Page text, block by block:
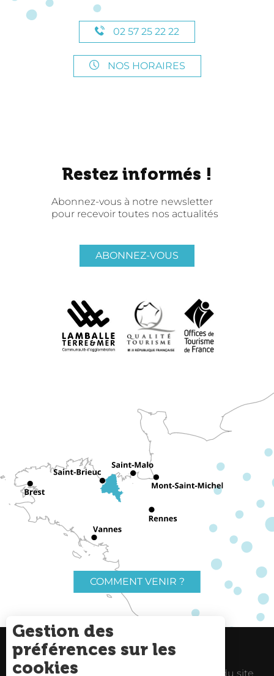
02 57 25 22 22
NOS HORAIRES
Restez informés !
Abonnez-vous à notre newsletter
pour recevoir toutes nos actualités
ABONNEZ-VOUS
COMMENT VENIR ?
Charte du voyageur Liens utiles
Espace Pro Plan du site
Gestion des
préférences sur les
cookies